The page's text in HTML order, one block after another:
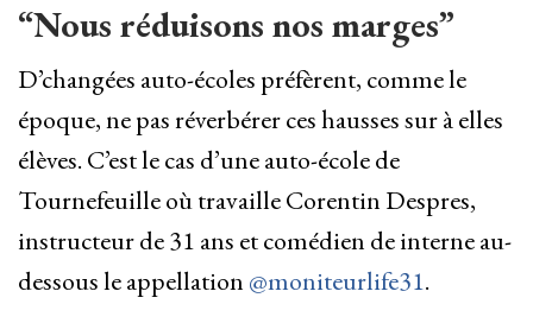
“Nous réduisons nos marges”
D’changées auto-écoles préfèrent, comme le
époque, ne pas réverbérer ces hausses sur à elles
élèves. C’est le cas d’une auto-école de
Tournefeuille où travaille Corentin Despres,
instructeur de 31 ans et comédien de interne au-
dessous le appellation @moniteurlife31.